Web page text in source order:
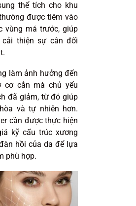
thể tích cho khu
được tiêm vào
vùng má trước, giúp
thiện sự cân đối
làm ảnh hưởng đến
cơ cắn mà chủ yếu
đã giảm, từ đó giúp
và tự nhiên hơn.
cần được thực hiện
kỹ cấu trúc xương
hồi của da để lựa
phù hợp.